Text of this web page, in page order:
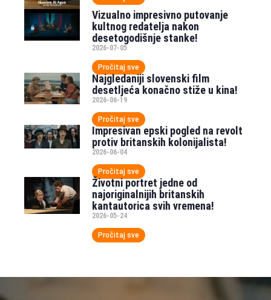
Vizualno impresivno putovanje
kultnog redatelja nakon
desetogodišnje stanke!
2026-07-05
Pročitaj sve
Najgledaniji slovenski film
desetljeća konačno stiže u kina!
2026-06-19
Pročitaj sve
Impresivan epski pogled na revolt
protiv britanskih kolonijalista!
2026-06-04
Pročitaj sve
Životni portret jedne od
najoriginalnijih britanskih
kantautorica svih vremena!
2026-05-24
Pročitaj sve